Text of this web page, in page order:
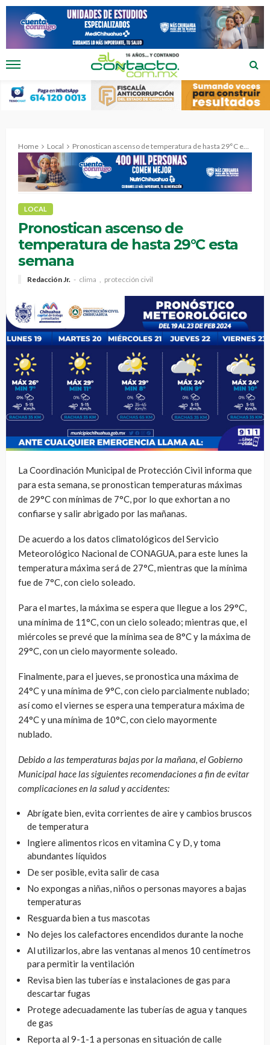
Home Local Pronostican ascenso de temperatura de hasta 29°C esta semana
LOCAL
Pronostican ascenso de
temperatura de hasta 29°C esta
semana
Redacción Jr. clima protección civil
La Coordinación Municipal de Protección Civil informa que
para esta semana, se pronostican temperaturas máximas
de 29°C con mínimas de 7°C, por lo que exhortan a no
confiarse y salir abrigado por las mañanas.
De acuerdo a los datos climatológicos del Servicio
Meteorológico Nacional de CONAGUA, para este lunes la
temperatura máxima será de 27°C, mientras que la mínima
fue de 7°C, con cielo soleado.
Para el martes, la máxima se espera que llegue a los 29°C,
una mínima de 11°C, con un cielo soleado; mientras que, el
miércoles se prevé que la mínima sea de 8°C y la máxima de
29°C, con un cielo mayormente soleado.
Finalmente, para el jueves, se pronostica una máxima de
24°C y una mínima de 9°C, con cielo parcialmente nublado;
así como el viernes se espera una temperatura máxima de
24°C y una mínima de 10°C, con cielo mayormente
nublado.
Debido a las temperaturas bajas por la mañana, el Gobierno
Municipal hace las siguientes recomendaciones a fin de evitar
complicaciones en la salud y accidentes:
Abrígate bien, evita corrientes de aire y cambios bruscos
de temperatura
Ingiere alimentos ricos en vitamina C y D, y toma
abundantes líquidos
De ser posible, evita salir de casa
No expongas a niñas, niños o personas mayores a bajas
temperaturas
Resguarda bien a tus mascotas
No dejes los calefactores encendidos durante la noche
Al utilizarlos, abre las ventanas al menos 10 centímetros
para permitir la ventilación
Revisa bien las tuberías e instalaciones de gas para
descartar fugas
Protege adecuadamente las tuberías de agua y tanques
de gas
Reporta al 9-1-1 a personas en situación de calle